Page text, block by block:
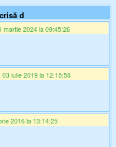
d
martie 2024 la 09:45:26
03 iulie 2019 la 12:15:58
2016 la 13:14:25